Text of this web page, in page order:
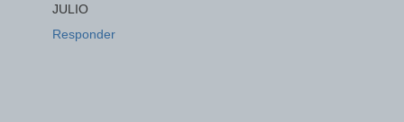
JULIO
Responder